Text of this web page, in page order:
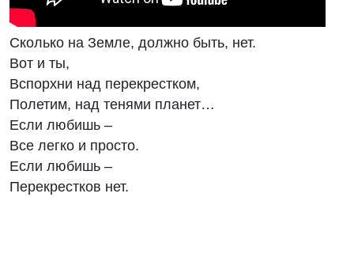
Сколько на Земле, должно быть, нет.
Вот и ты,
Вспорхни над перекрестком,
Полетим, над тенями планет…
Если любишь –
Все легко и просто.
Если любишь –
Перекрестков нет.